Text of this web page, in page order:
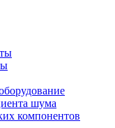
шума
компонентов